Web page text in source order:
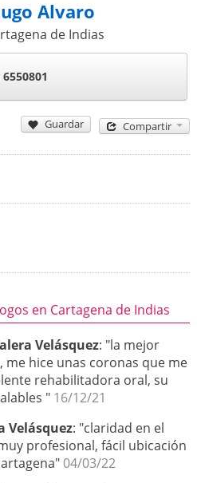
Alvaro
de Indias
6550801
Guardar Compartir
en Cartagena de Indias
Velásquez: "la mejor
hice unas coronas que me
rehabilitadora oral, su
" 16/12/21
Velásquez: "claridad en el
profesional, fácil ubicación
04/03/22